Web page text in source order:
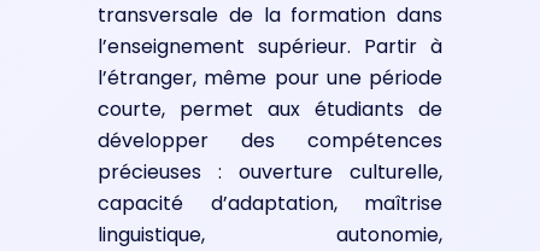
transversale de la formation dans
l’enseignement supérieur. Partir à
l’étranger, même pour une période
courte, permet aux étudiants de
développer des compétences
précieuses : ouverture culturelle,
capacité d’adaptation, maîtrise
linguistique, autonomie,